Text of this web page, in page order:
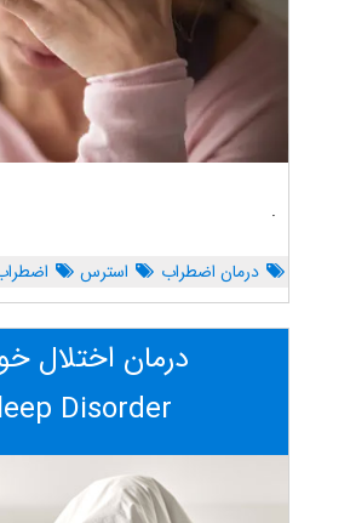
.
درمان اضطراب استرس
درمان اختلال
Disorder